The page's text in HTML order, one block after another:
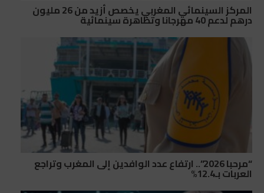
المركز السينمائي المغربي يخصص أزيد من 26 مليون
درهم لدعم 40 مهرجانا وتظاهرة سينمائية
“مرحبا 2026”.. ارتفاع عدد الوافدين إلى المغرب وتراجع
العربات بـ12.4%